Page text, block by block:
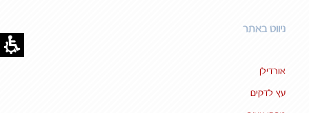
ניווט באתר
אורדילן
עץ לדקים